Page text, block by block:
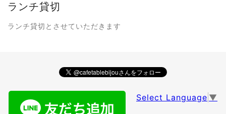
ランチ貸切
ランチ貸切とさせていただきます
Select Language ▼